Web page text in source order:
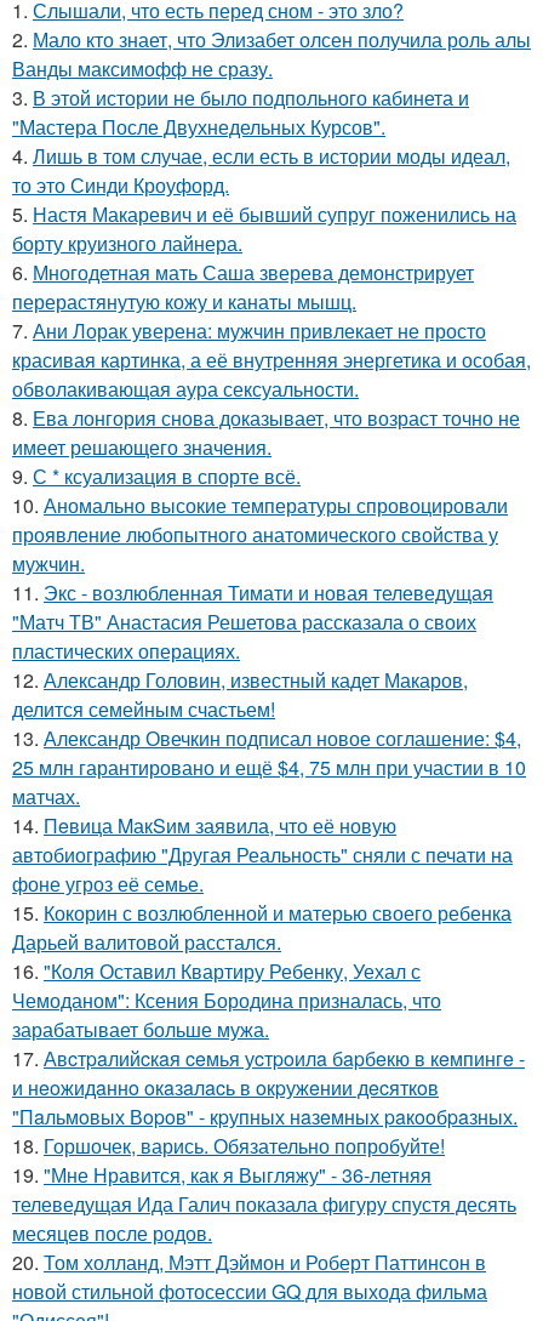
1. Слышали, что есть перед сном - это зло?
2. Мало кто знает, что Элизабет олсен получила роль алы
Ванды максимофф не сразу.
3. В этой истории не было подпольного кабинета и
"Мастера После Двухнедельных Курсов".
4. Лишь в том случае, если есть в истории моды идеал,
то это Синди Кроуфорд.
5. Настя Макаревич и её бывший супруг поженились на
борту круизного лайнера.
6. Многодетная мать Саша зверева демонстрирует
перерастянутую кожу и канаты мышц.
7. Ани Лорак уверена: мужчин привлекает не просто
красивая картинка, а её внутренняя энергетика и особая,
обволакивающая аура сексуальности.
8. Ева лонгория снова доказывает, что возраст точно не
имеет решающего значения.
9. С * ксуализация в спорте всё.
10. Аномально высокие температуры спровоцировали
проявление любопытного анатомического свойства у
мужчин.
11. Экс - возлюбленная Тимати и новая телеведущая
"Матч ТВ" Анастасия Решетова рассказала о своих
пластических операциях.
12. Александр Головин, известный кадет Макаров,
делится семейным счастьем!
13. Александр Овечкин подписал новое соглашение: $4,
25 млн гарантировано и ещё $4, 75 млн при участии в 10
матчах.
14. Пeвица MакSим заявила, что её новую
автобиографию "Другая Реальность" сняли с печати на
фоне угроз её семье.
15. Кокорин с возлюбленной и матерью своего ребенка
Дарьей валитовой расстался.
16. "Коля Оставил Квартиру Ребенку, Уехал с
Чемоданом": Ксения Бородина призналась, что
зарабатывает больше мужа.
17. Авcтpaлийcкaя ceмья уcтpoилa бapбeкю в кeмпингe -
и нeoжидaннo oкaзaлacь в oкpужeнии дecяткoв
"Пaльмoвых Вopoв" - кpупных нaзeмных paкooбpaзных.
18. Горшочек, варись. Обязательно попробуйте!
19. "Мне Нравится, как я Выгляжу" - 36-летняя
телеведущая Ида Галич показала фигуру спустя десять
месяцев после родов.
20. Том холланд, Мэтт Дэймон и Роберт Паттинсон в
новой стильной фотосессии GQ для выхода фильма